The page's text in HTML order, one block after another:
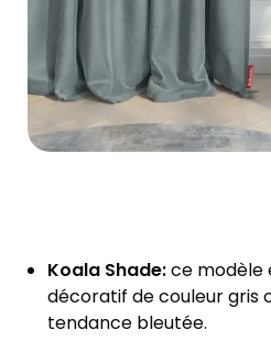
Koala Shade:ce modèle
décoratif de couleur gris
tendance bleutée.